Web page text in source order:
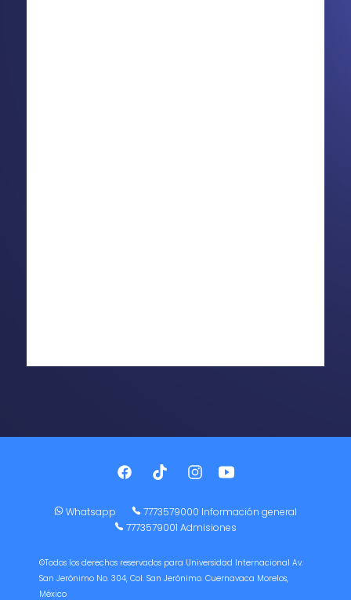
Whatsapp
7773579000 Información general
7773579001 Admisiones
©Todos los derechos reservados para Universidad Internacional Av.
San Jerónimo No. 304, Col. San Jerónimo. Cuernavaca Morelos,
México